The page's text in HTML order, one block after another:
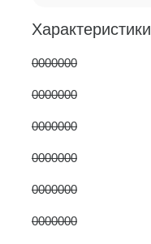
0000000
0000000
0000000
0000000
0000000
0000000
Характеристики